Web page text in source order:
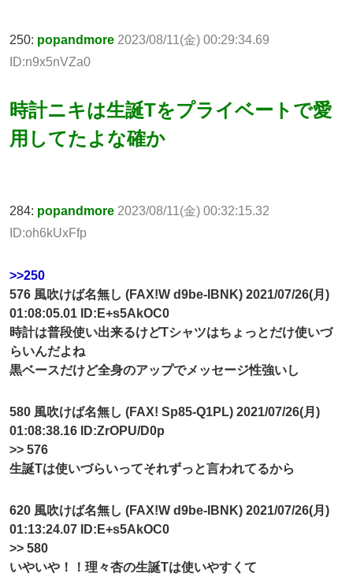
250: popandmore 2023/08/11(金) 00:29:34.69
ID:n9x5nVZa0
時計ニキは生誕Tをプライベートで愛
用してたよな確か
284: popandmore 2023/08/11(金) 00:32:15.32
ID:oh6kUxFfp
>>250
576 風吹けば名無し (FAX!W d9be-IBNK) 2021/07/26(月)
01:08:05.01 ID:E+s5AkOC0
時計は普段使い出来るけどTシャツはちょっとだけ使いづ
らいんだよね
黒ベースだけど全身のアップでメッセージ性強いし
580 風吹けば名無し (FAX! Sp85-Q1PL) 2021/07/26(月)
01:08:38.16 ID:ZrOPU/D0p
>> 576
生誕Tは使いづらいってそれずっと言われてるから
620 風吹けば名無し (FAX!W d9be-IBNK) 2021/07/26(月)
01:13:24.07 ID:E+s5AkOC0
>> 580
いやいや！！理々杏の生誕Tは使いやすくて